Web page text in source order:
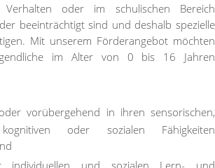
Verhalten oder im schulischen Bereich
beeinträchtigt sind und deshalb spezielle
Mit unserem Förderangebot möchten
im Alter von 0 bis 16 Jahren
vorübergehend in ihren sensorischen,
oder sozialen Fähigkeiten
individuellen und sozialen Lern- und